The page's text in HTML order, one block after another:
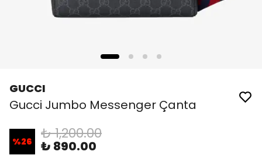
GUCCI
Gucci Jumbo Messenger Çanta
%26 ₺ 1,200.00
₺ 890.00